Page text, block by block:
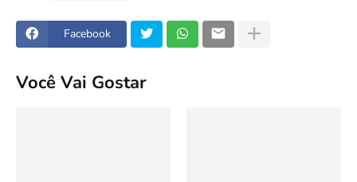
Facebook
Você Vai Gostar